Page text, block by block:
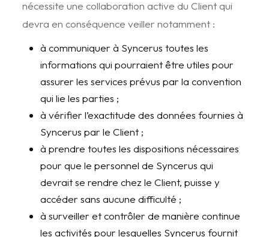
nécessite une collaboration active du Client qui
devra en conséquence veiller notamment :
à communiquer à Syncerus toutes les
informations qui pourraient être utiles pour
assurer les services prévus par la convention
qui lie les parties ;
à vérifier l’exactitude des données fournies à
Syncerus par le Client ;
à prendre toutes les dispositions nécessaires
pour que le personnel de Syncerus qui
devrait se rendre chez le Client, puisse y
accéder sans aucune difficulté ;
à surveiller et contrôler de manière continue
les activités pour lesquelles Syncerus fournit